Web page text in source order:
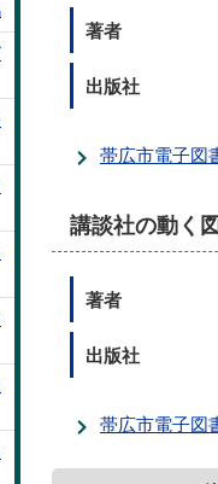
著者
出版社
帯広市電子図
講談社の動く
著者
出版社
帯広市電子